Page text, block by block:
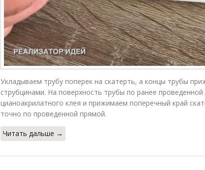
Укладываем трубу поперек на скатерть, а концы трубы
струбцинами. На поверхность трубы по ранее
цианоакрилатного клея и прижимаем поперечный край
точно по проведенной прямой.
Читать дальше →